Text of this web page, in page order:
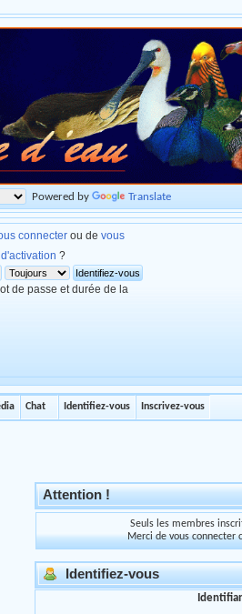
Powered by Translate
connecter ou de vous
?
de passe et durée de la
Chat Identifiez-vous Inscrivez-vous
Attention !
Seuls les membres
Merci de vous connecter
Identifiez-vous